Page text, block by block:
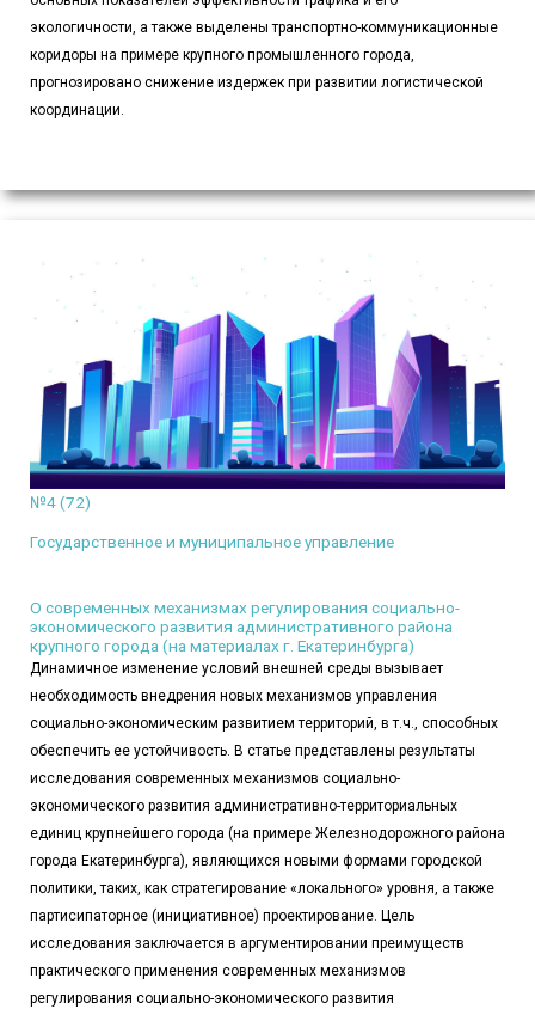
экологичности, а также выделены транспортно-коммуникационные
коридоры на примере крупного промышленного города,
прогнозировано снижение издержек при развитии логистической
координации.
№4 (72)
Государственное и муниципальное управление
О современных механизмах регулирования социально-
экономического развития административного района
крупного города (на материалах г. Екатеринбурга)
Динамичное изменение условий внешней среды вызывает
необходимость внедрения новых механизмов управления
социально-экономическим развитием территорий, в т.ч., способных
обеспечить ее устойчивость. В статье представлены результаты
исследования современных механизмов социально-
экономического развития административно-территориальных
единиц крупнейшего города (на примере Железнодорожного района
города Екатеринбурга), являющихся новыми формами городской
политики, таких, как стратегирование «локального» уровня, а также
партисипаторное (инициативное) проектирование. Цель
исследования заключается в аргументировании преимуществ
практического применения современных механизмов
регулирования социально-экономического развития